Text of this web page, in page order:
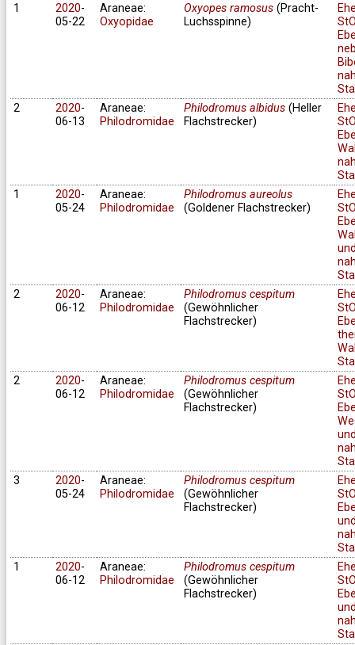
1
2020-
05-22
Araneae:
Oxyopidae
Oxyopes ramosus(Pracht-
Luchsspinne)
2
2020-
06-13
Araneae:
Philodromidae
Philodromus albidus(Heller
Flachstrecker)
1
2020-
05-24
Araneae:
Philodromidae
Philodromus aureolus
(Goldener Flachstrecker)
2
2020-
06-12
Araneae:
Philodromidae
Philodromus cespitum
(Gewöhnlicher
Flachstrecker)
2
2020-
06-12
Araneae:
Philodromidae
Philodromus cespitum
(Gewöhnlicher
Flachstrecker)
3
2020-
05-24
Araneae:
Philodromidae
Philodromus cespitum
(Gewöhnlicher
Flachstrecker)
1
2020-
06-12
Araneae:
Philodromidae
Philodromus cespitum
(Gewöhnlicher
Flachstrecker)